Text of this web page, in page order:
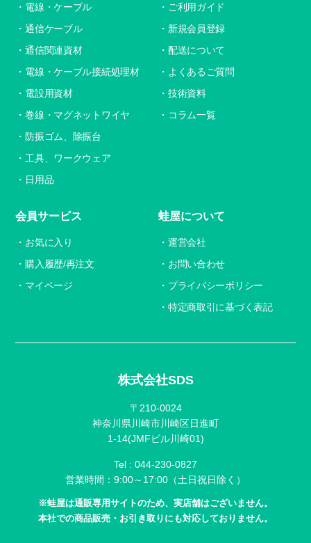
株式会社SDS
〒210-0024
神奈川県川崎市川崎区日進町
1-14(JMFビル川崎01)
Tel : 044-230-0827
営業時間：9:00～17:00（土日祝日除く）
※蛙屋は通販専用サイトのため、実店舗はございません。
本社での商品販売・お引き取りにも対応しておりません。
電線・ケーブル
通信ケーブル
通信関連資材
電線・ケーブル接続処理材
電設用資材
巻線・マグネットワイヤ
防振ゴム、除振台
工具、ワークウェア
日用品
ご利用ガイド
新規会員登録
配送について
よくあるご質問
技術資料
コラム一覧
会員サービス
お気に入り
購入履歴/再注文
マイページ
蛙屋について
運営会社
お問い合わせ
プライバシーポリシー
特定商取引に基づく表記